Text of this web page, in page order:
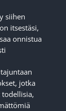
siihen
itsestäsi,
onnistua
jotka